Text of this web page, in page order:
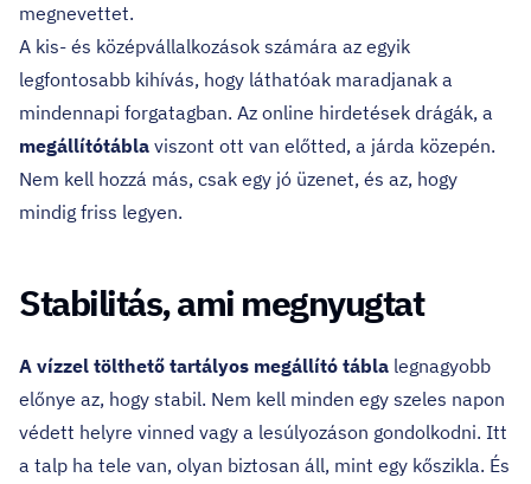
megnevettet.
A kis- és középvállalkozások számára az egyik
legfontosabb kihívás, hogy láthatóak maradjanak a
mindennapi forgatagban. Az online hirdetések drágák, a
megállítótábla viszont ott van előtted, a járda közepén.
Nem kell hozzá más, csak egy jó üzenet, és az, hogy
mindig friss legyen.
Stabilitás, ami megnyugtat
A vízzel tölthető tartályos megállító tábla legnagyobb
előnye az, hogy stabil. Nem kell minden egy szeles napon
védett helyre vinned vagy a lesúlyozáson gondolkodni. Itt
a talp ha tele van, olyan biztosan áll, mint egy kőszikla. És